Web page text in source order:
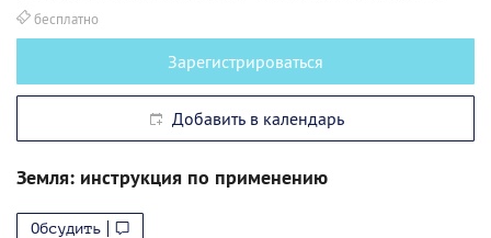
бесплатно
Зарегистрироваться
Добавить в календарь
Земля: инструкция по применению
Обсудить